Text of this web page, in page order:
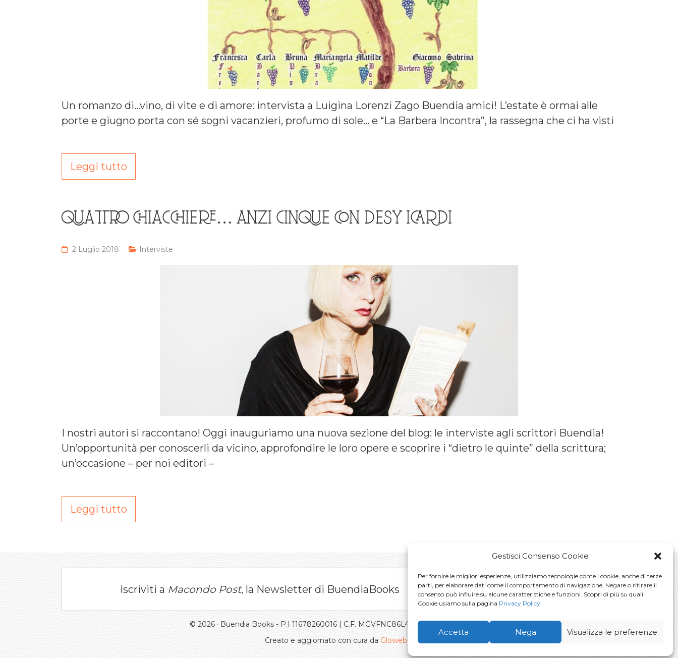
Gestisci Consenso Cookie
Per fornire le migliori esperienze, utilizziamo tecnologie come i cookie, anche di terze
parti, per elaborare dati come il comportamento di navigazione. Negare o ritirare il
consenso può influire su alcune caratteristiche e funzioni. Scopri di più su quali
Cookie usiamo sulla pagina Privacy Policy
Accetta Nega Visualizza le preferenze
Un romanzo di…vino, di vite e di amore: intervista a Luigina Lorenzi Zago Buendia amici! L’estate è ormai alle
porte e giugno porta con sé sogni vacanzieri, profumo di sole… e “La Barbera Incontra”, la rassegna che ci ha visti
Leggi tutto
QUATTRO CHIACCHIERE… ANZI CINQUE CON DESY ICARDI
2 Luglio 2018 Interviste
I nostri autori si raccontano! Oggi inauguriamo una nuova sezione del blog: le interviste agli scrittori Buendia!
Un’opportunità per conoscerli da vicino, approfondire le loro opere e scoprire i “dietro le quinte” della scrittura;
un’occasione – per noi editori –
Leggi tutto
Iscriviti a Macondo Post, la Newsletter di BuendiaBooks La voglio!
© 2026 · Buendia Books - P.I 11678260016 | C.F. MGVFNC86L43L219J |
Privacy Policy
Creato e aggiornato con cura da Gloweb.it